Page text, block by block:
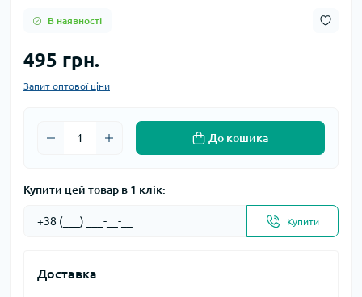
В наявності
495 грн.
Запит оптової ціни
До кошика
Купити цей товар в 1 клік:
Купити
Доставка